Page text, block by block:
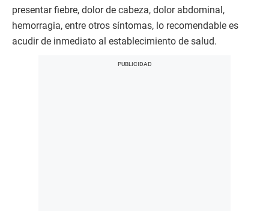
presentar fiebre, dolor de cabeza, dolor abdominal,
hemorragia, entre otros síntomas, lo recomendable es
acudir de inmediato al establecimiento de salud.